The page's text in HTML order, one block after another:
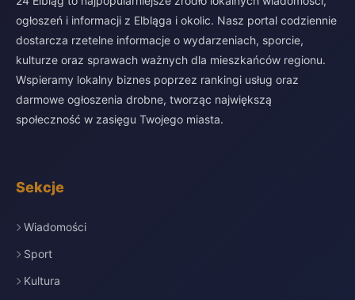
ogłoszeń i informacji z Elbląga i okolic. Nasz portal codziennie
dostarcza rzetelne informacje o wydarzeniach, sporcie,
kulturze oraz sprawach ważnych dla mieszkańców regionu.
Wspieramy lokalny biznes poprzez rankingi usług oraz
darmowe ogłoszenia drobne, tworząc największą
społeczność w zasięgu Twojego miasta.
Sekcje
Wiadomości
Sport
Kultura